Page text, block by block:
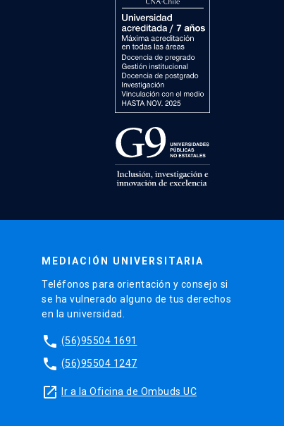
MEDIACIÓN UNIVERSITARIA
Teléfonos para orientación y consejo si
se ha vulnerado alguno de tus derechos
en la universidad.
phone (56)95504 1691
phone (56)95504 1247
launch Ir a la Oficina de Ombuds UC